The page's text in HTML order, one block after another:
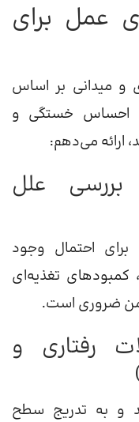
عمل برای
و میدانی بر اساس
احساس خستگی و
ارائه می‌دهم:
بررسی علل
احتمال وجود
کمبودهای تغذیه‌ای
ضروری است.
رفتاری و
و به تدریج سطح